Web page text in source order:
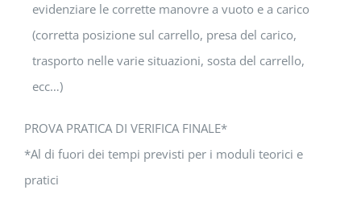
evidenziare le corrette manovre a vuoto e a carico
(corretta posizione sul carrello, presa del carico,
trasporto nelle varie situazioni, sosta del carrello,
ecc…)
PROVA PRATICA DI VERIFICA FINALE*
*Al di fuori dei tempi previsti per i moduli teorici e
pratici